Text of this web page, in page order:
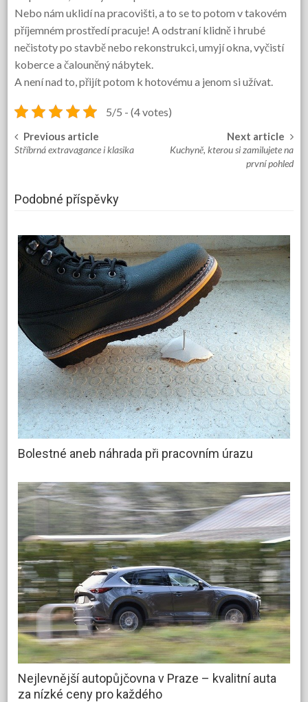
Nebo nám uklidí na pracovišti, a to se to potom v takovém
příjemném prostředí pracuje! A odstraní klidně i hrubé
nečistoty po stavbě nebo rekonstrukci, umyjí okna, vyčistí
koberce a čalouněný nábytek.
A není nad to, přijít potom k hotovému a jenom si užívat.
5/5 - (4 votes)
Post
Previous article
Stříbrná extravagance i klasika
Next article
Kuchyně, kterou si zamilujete na
první pohled
Podobné příspěvky
Bolestné aneb náhrada při pracovním úrazu
Nejlevnější autopůjčovna v Praze – kvalitní auta
za nízké ceny pro každého